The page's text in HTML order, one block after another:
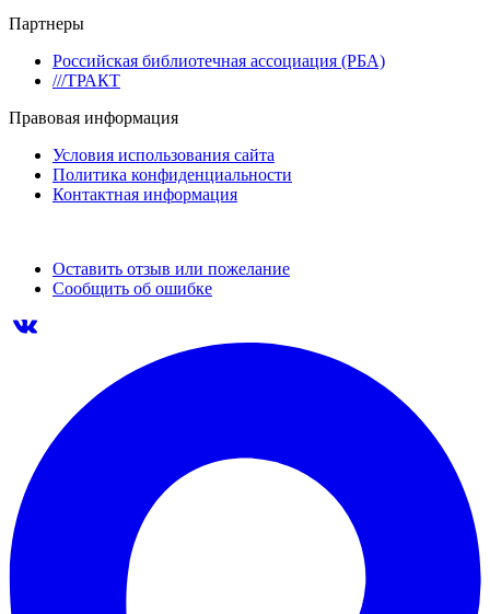
Партнеры
Российская библиотечная ассоциация (РБА)
///ТРАКТ
Правовая информация
Условия использования сайта
Политика конфиденциальности
Контактная информация
Оставить отзыв или пожелание
Сообщить об ошибке